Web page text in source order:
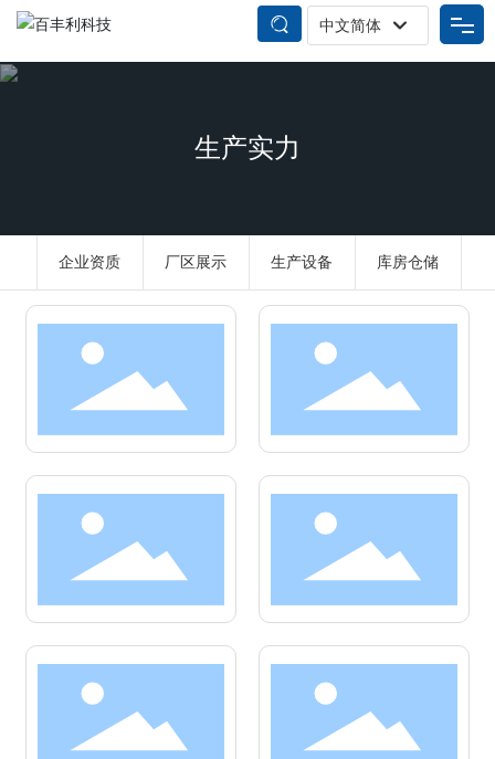
网站首页
新闻资讯
企业实力
中文简体
English
生产实力
企业资质 厂区展示 生产设备 库房仓储